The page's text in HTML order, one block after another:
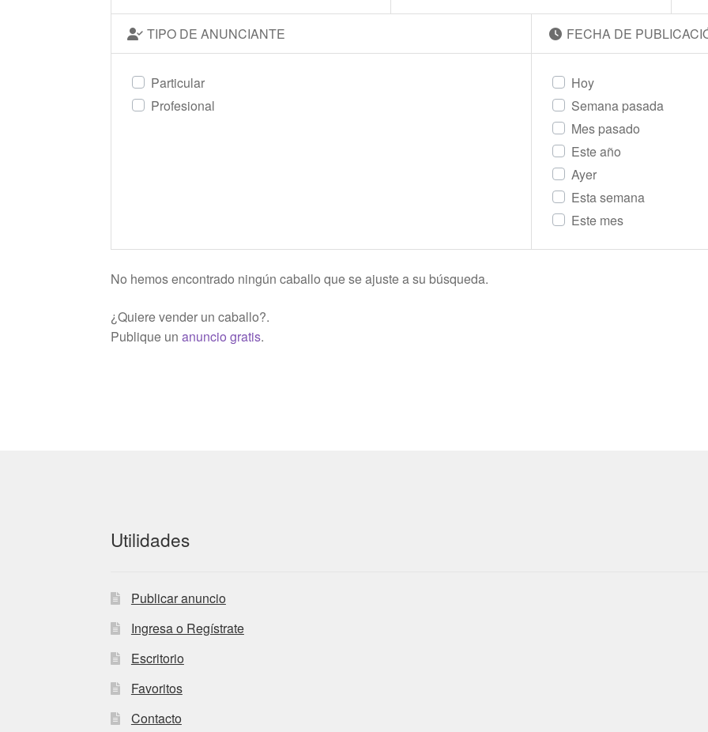
TIPO DE ANUNCIANTE
Particular
Profesional
FECHA DE
Hoy
Semana pasada
Mes pasado
Este año
Ayer
Esta semana
Este mes
No hemos encontrado ningún caballo que se ajuste a su búsqueda.
¿Quiere vender un caballo?.
Publique unanuncio gratis.
Utilidades
Publicar anuncio
Ingresa o Regístrate
Escritorio
Favoritos
Contacto